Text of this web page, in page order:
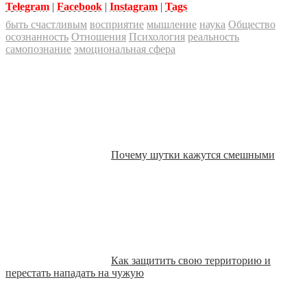
Telegram | Facebook | Instagram | Tags
быть счастливым восприятие мышление наука Общество
осознанность Отношения Психология реальность
самопознание эмоциональная сфера
Почему шутки кажутся смешными
Как защитить свою территорию и
перестать нападать на чужую